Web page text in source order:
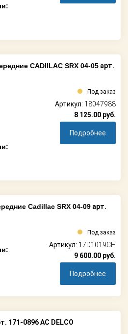
CADIILAC SRX 04-05 арт.
Под заказ
Артикул: 18047988
8 125.00 руб.
Подробнее
Cadillac SRX 04-09 арт.
Под заказ
Артикул: 17D1019CH
9 600.00 руб.
Подробнее
171-0896 AC DELCO